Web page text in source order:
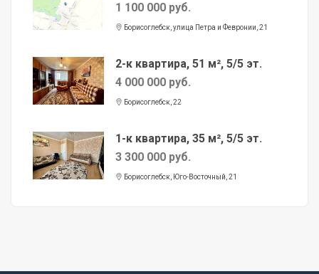
1 100 000 руб.
Борисоглебск, улица Петра и Февронии, 21
2-к квартира, 51 м², 5/5 эт.
4 000 000 руб.
Борисоглебск, 22
1-к квартира, 35 м², 5/5 эт.
3 300 000 руб.
Борисоглебск, Юго-Восточный, 21